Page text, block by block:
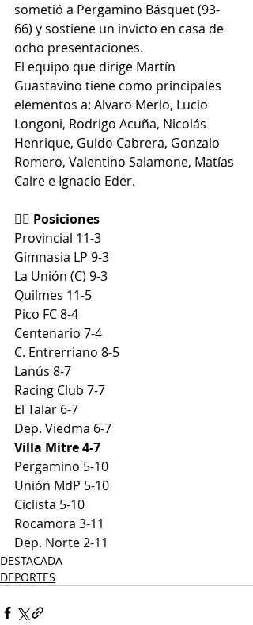
sometió a Pergamino Básquet (93-
66) y sostiene un invicto en casa de
ocho presentaciones.
El equipo que dirige Martín
Guastavino tiene como principales
elementos a: Alvaro Merlo, Lucio
Longoni, Rodrigo Acuña, Nicolás
Henrique, Guido Cabrera, Gonzalo
Romero, Valentino Salamone, Matías
Caire e Ignacio Eder.
👉🏼 Posiciones
Provincial 11-3
Gimnasia LP 9-3
La Unión (C) 9-3
Quilmes 11-5
Pico FC 8-4
Centenario 7-4
C. Entrerriano 8-5
Lanús 8-7
Racing Club 7-7
El Talar 6-7
Dep. Viedma 6-7
Villa Mitre 4-7
Pergamino 5-10
Unión MdP 5-10
Ciclista 5-10
Rocamora 3-11
Dep. Norte 2-11
DESTACADA
DEPORTES